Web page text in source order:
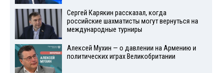
Сергей Карякин рассказал, когда
российские шахматисты могут вернуться на
международные турниры
Алексей Мухин — о давлении на Армению и
политических играх Великобритании